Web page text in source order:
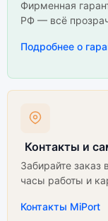
Фирменная
РФ — всё
Подробнее о
Контакты и
Забирайте
часы работы и
Контакты MiPort